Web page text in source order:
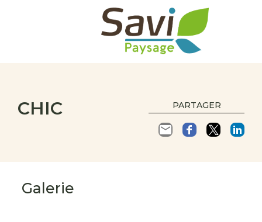
PARTAGER
CHIC
Galerie